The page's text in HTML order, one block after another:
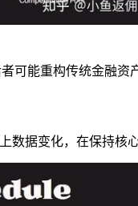
可能重构传统金融
据变化，在保持核